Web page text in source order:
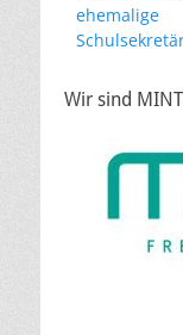
Beitrag:
ehemalige
Wir sind